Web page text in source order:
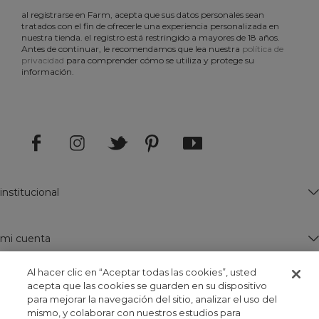
BOB 237,00
Al hacer clic en “Aceptar todas las cookies”, usted
acepta que las cookies se guarden en su dispositivo
para mejorar la navegación del sitio, analizar el uso del
mismo, y colaborar con nuestros estudios para